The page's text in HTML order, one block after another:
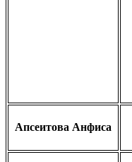
Апсеитова Анфиса